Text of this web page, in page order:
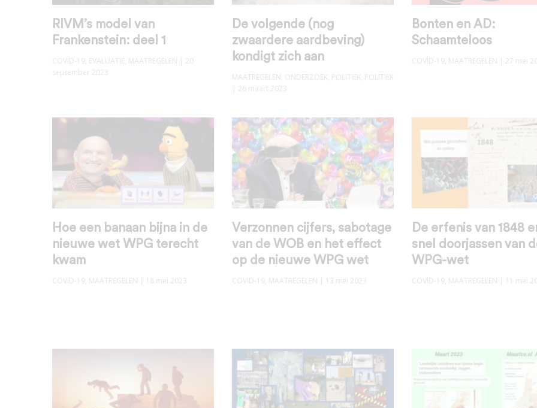
RIVM’s model van
Frankenstein: deel 1
COVID-19, EVALUATIE, MAATREGELEN | 20
september 2023
De volgende (nog
zwaardere aardbeving)
kondigt zich aan
MAATREGELEN, ONDERZOEK, POLITIEK, POLITIEK
| 26 maart 2023
Bonten en AD:
Schaamteloos
COVID-19, MAATREGELEN | 27 mei
Hoe een banaan bijna in de
nieuwe wet WPG terecht
kwam
COVID-19, MAATREGELEN | 18 mei 2023
Verzonnen cijfers, sabotage
van de WOB en het effect
op de nieuwe WPG wet
COVID-19, MAATREGELEN | 13 mei 2023
De erfenis van 1848
snel doorjassen van
WPG-wet
COVID-19, MAATREGELEN | 11 mei